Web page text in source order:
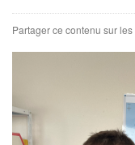
SUPPORTS EN
VOUS ÊTES...
Partager ce contenu sur